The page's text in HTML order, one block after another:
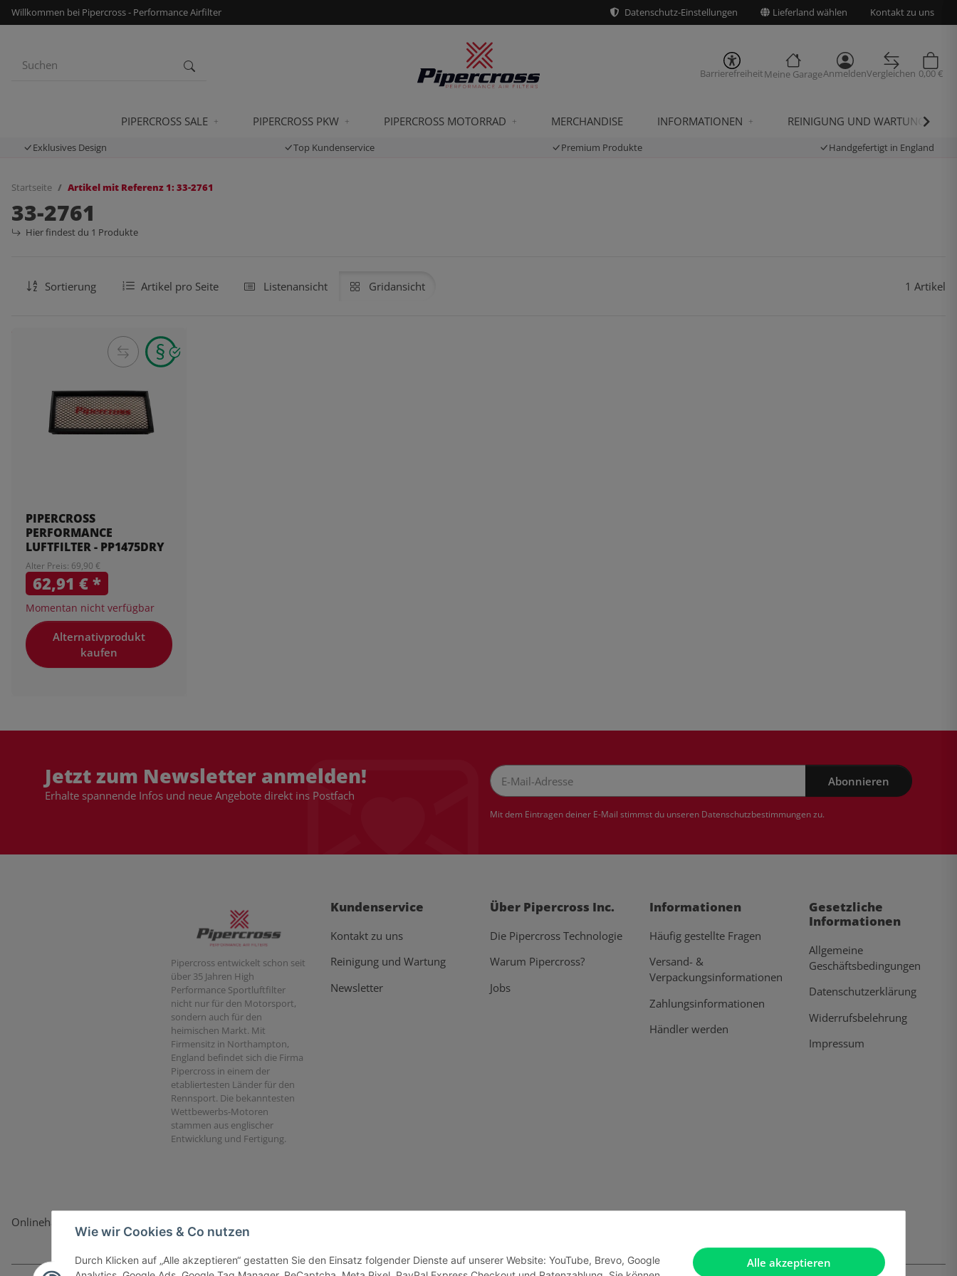
Alle akzeptieren
Wie wir Cookies & Co nutzen
Durch Klicken auf „Alle akzeptieren“ gestatten Sie den Einsatz folgender Dienste auf unserer Website: YouTube, Brevo, Google
Willkommen bei Pipercross - Performance Airfilter Datenschutz-Einstellungen Lieferland wählen Kontakt zu uns
BarrierefreiheitMeine GarageAnmeldenVergleichen 0,00 €
PIPERCROSS SALE PIPERCROSS PKW PIPERCROSS MOTORRAD MERCHANDISE INFORMATIONEN REINIGUNG UND WARTUNG
Exklusives Design Top Kundenservice Premium Produkte Handgefertigt in England
Startseite Artikel mit Referenz 1: 33-2761
33-2761
Hier findest du 1 Produkte
Sortierung Artikel pro Seite Listenansicht Gridansicht 1 Artikel
PIPERCROSS
PERFORMANCE
LUFTFILTER - PP1475DRY
Alter Preis: 69,90 €
62,91 €*
Momentan nicht verfügbar
Alternativprodukt
kaufen
Jetzt zum Newsletter anmelden!
Erhalte spannende Infos und neue Angebote direkt ins Postfach
Abonnieren
Mit dem Eintragen deiner E-Mail stimmst du unseren Datenschutzbestimmungenzu.
Pipercross entwickelt schon seit
über 35 Jahren High
Performance Sportluftfilter
nicht nur für den Motorsport,
sondern auch für den
heimischen Markt. Mit
Firmensitz in Northampton,
England befindet sich die Firma
Pipercross in einem der
etabliertesten Länder für den
Rennsport. Die bekanntesten
Wettbewerbs-Motoren
stammen aus englischer
Entwicklung und Fertigung.
Kundenservice
Kontakt zu uns
Reinigung und Wartung
Newsletter
Über Pipercross Inc.
Die Pipercross Technologie
Warum Pipercross?
Jobs
Informationen
Häufig gestellte Fragen
Versand- &
Verpackungsinformationen
Zahlungsinformationen
Händler werden
Gesetzliche
Informationen
Allgemeine
Geschäftsbedingungen
Datenschutzerklärung
Widerrufsbelehrung
Impressum
Onlinehandel basiert auf Vertrauen: